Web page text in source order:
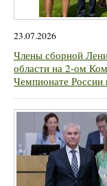
23.07.2026
Члены сборной
области на 2-ом
Чемпионате России